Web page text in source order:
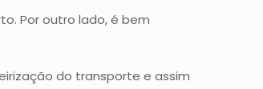
Por outro lado, é bem
do transporte e assim